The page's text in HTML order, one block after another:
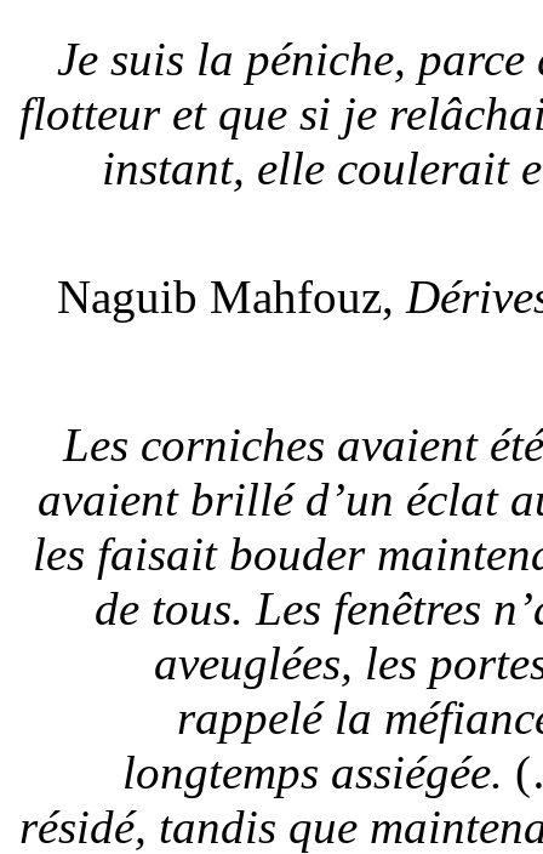
Je suis la péniche,
flotteur et que si je
instant, elle coulerait
Naguib Mahfouz,
Les corniches avaient
avaient brillé d’un éclat
les faisait bouder
de tous. Les fenêtres
aveuglées, les
rappelé la
longtemps assiégée.
résidé, tandis que